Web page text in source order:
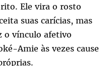
Ele vira o rosto
suas carícias, mas
o vínculo afetivo
Amie às vezes cause